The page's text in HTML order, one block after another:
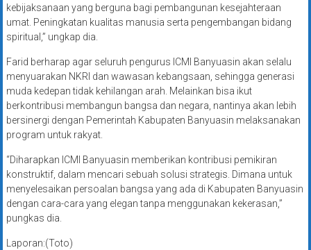
kebijaksanaan yang berguna bagi pembangunan kesejahteraan
umat. Peningkatan kualitas manusia serta pengembangan bidang
spiritual,” ungkap dia.
Farid berharap agar seluruh pengurus ICMI Banyuasin akan selalu
menyuarakan NKRI dan wawasan kebangsaan, sehingga generasi
muda kedepan tidak kehilangan arah. Melainkan bisa ikut
berkontribusi membangun bangsa dan negara, nantinya akan lebih
bersinergi dengan Pemerintah Kabupaten Banyuasin melaksanakan
program untuk rakyat.
“Diharapkan ICMI Banyuasin memberikan kontribusi pemikiran
konstruktif, dalam mencari sebuah solusi strategis. Dimana untuk
menyelesaikan persoalan bangsa yang ada di Kabupaten Banyuasin
dengan cara-cara yang elegan tanpa menggunakan kekerasan,”
pungkas dia.
Laporan:(Toto)